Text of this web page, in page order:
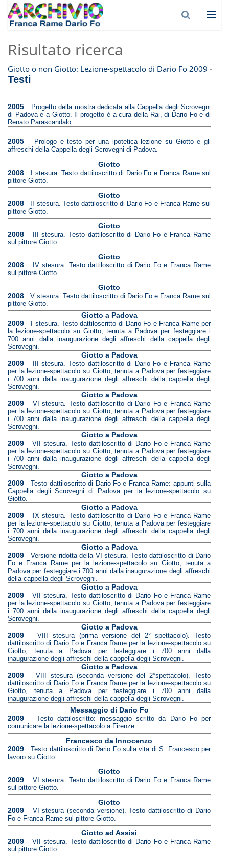
Risultato ricerca
Giotto o non Giotto: Lezione-spettacolo di Dario Fo 2009 -
Testi
2005
Progetto della mostra dedicata alla Cappella degli Scrovegni
di Padova e a Giotto. Il progetto è a cura della Rai, di Dario Fo e di
Renato Parascandalo.
2005
Prologo e testo per una ipotetica lezione su Giotto e gli
affreschi della Cappella degli Scrovegni di Padova.
Giotto
2008
I stesura. Testo dattiloscritto di Dario Fo e Franca Rame sul
pittore Giotto.
Giotto
2008
II stesura. Testo dattiloscritto di Dario Fo e Franca Rame sul
pittore Giotto.
Giotto
2008
III stesura. Testo dattiloscritto di Dario Fo e Franca Rame
sul pittore Giotto.
Giotto
2008
IV stesura. Testo dattiloscritto di Dario Fo e Franca Rame
sul pittore Giotto.
Giotto
2008
V stesura. Testo dattiloscritto di Dario Fo e Franca Rame sul
pittore Giotto.
Giotto a Padova
2009
I stesura. Testo dattiloscritto di Dario Fo e Franca Rame per
la lezione-spettacolo su Giotto, tenuta a Padova per festeggiare i
700 anni dalla inaugurazione degli affreschi della cappella degli
Scrovegni.
Giotto a Padova
2009
III stesura. Testo dattiloscritto di Dario Fo e Franca Rame
per la lezione-spettacolo su Giotto, tenuta a Padova per festeggiare
i 700 anni dalla inaugurazione degli affreschi della cappella degli
Scrovegni.
Giotto a Padova
2009
VI stesura. Testo dattiloscritto di Dario Fo e Franca Rame
per la lezione-spettacolo su Giotto, tenuta a Padova per festeggiare
i 700 anni dalla inaugurazione degli affreschi della cappella degli
Scrovegni.
Giotto a Padova
2009
VII stesura. Testo dattiloscritto di Dario Fo e Franca Rame
per la lezione-spettacolo su Giotto, tenuta a Padova per festeggiare
i 700 anni dalla inaugurazione degli affreschi della cappella degli
Scrovegni.
Giotto a Padova
2009
Testo dattiloscritto di Dario Fo e Franca Rame: appunti sulla
Cappella degli Scrovegni di Padova per la lezione-spettacolo su
Giotto.
Giotto a Padova
2009
IX stesura. Testo dattiloscritto di Dario Fo e Franca Rame
per la lezione-spettacolo su Giotto, tenuta a Padova per festeggiare
i 700 anni dalla inaugurazione degli affreschi della cappella degli
Scrovegni.
Giotto a Padova
2009
Versione ridotta della VI stesura. Testo dattiloscritto di Dario
Fo e Franca Rame per la lezione-spettacolo su Giotto, tenuta a
Padova per festeggiare i 700 anni dalla inaugurazione degli affreschi
della cappella degli Scrovegni.
Giotto a Padova
2009
VII stesura. Testo dattiloscritto di Dario Fo e Franca Rame
per la lezione-spettacolo su Giotto, tenuta a Padova per festeggiare
i 700 anni dalla inaugurazione degli affreschi della cappella degli
Scrovegni.
Giotto a Padova
2009
VIII stesura (prima versione del 2° spettacolo). Testo
dattiloscritto di Dario Fo e Franca Rame per la lezione-spettacolo su
Giotto, tenuta a Padova per festeggiare i 700 anni dalla
inaugurazione degli affreschi della cappella degli Scrovegni.
Giotto a Padova
2009
VIII stesura (seconda versione del 2°spettacolo). Testo
dattiloscritto di Dario Fo e Franca Rame per la lezione-spettacolo su
Giotto, tenuta a Padova per festeggiare i 700 anni dalla
inaugurazione degli affreschi della cappella degli Scrovegni.
Messaggio di Dario Fo
2009
Testo dattiloscritto: messaggio scritto da Dario Fo per
comunicare la lezione-spettacolo a Firenze.
Francesco da Innocenzo
2009
Testo dattiloscritto di Dario Fo sulla vita di S. Francesco per
lavoro su Giotto.
Giotto
2009
VI stesura. Testo dattiloscritto di Dario Fo e Franca Rame
sul pittore Giotto.
Giotto
2009
VI stesura (seconda versione). Testo dattiloscritto di Dario
Fo e Franca Rame sul pittore Giotto.
Giotto ad Assisi
2009
VII stesura. Testo dattiloscritto di Dario Fo e Franca Rame
sul pittore Giotto.